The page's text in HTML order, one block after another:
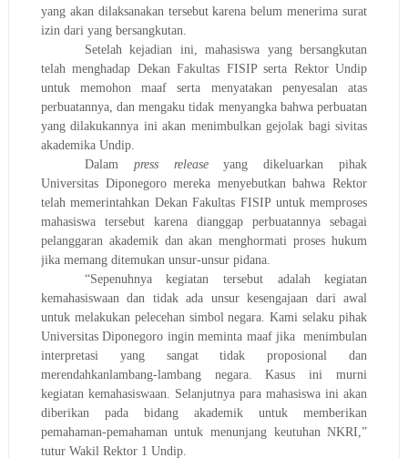
yang akan dilaksanakan tersebut karena belum menerima surat
izin dari yang bersangkutan.
Setelah kejadian ini, mahasiswa yang bersangkutan
telah menghadap Dekan Fakultas FISIP serta Rektor Undip
untuk memohon maaf serta menyatakan penyesalan atas
perbuatannya, dan mengaku tidak menyangka bahwa perbuatan
yang dilakukannya ini akan menimbulkan gejolak bagi sivitas
akademika Undip.
Dalam press releaseyang dikeluarkan pihak
Universitas Diponegoro mereka menyebutkan bahwa Rektor
telah memerintahkan Dekan Fakultas FISIP untuk memproses
mahasiswa tersebut karena dianggap perbuatannya sebagai
pelanggaran akademik dan akan menghormati proses hukum
jika memang ditemukan unsur-unsur pidana.
“Sepenuhnya kegiatan tersebut adalah kegiatan
kemahasiswaan dan tidak ada unsur kesengajaan dari awal
untuk melakukan pelecehan simbol negara. Kami selaku pihak
Universitas Diponegoro ingin meminta maaf jika menimbulan
interpretasi yang sangat tidak proposional dan
merendahkanlambang-lambang negara. Kasus ini murni
kegiatan kemahasiswaan. Selanjutnya para mahasiswa ini akan
diberikan pada bidang akademik untuk memberikan
pemahaman-pemahaman untuk menunjang keutuhan NKRI,”
tutur Wakil Rektor 1 Undip.